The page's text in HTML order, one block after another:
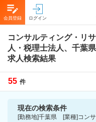
会員登録 ログイン
コンサルティング・リ
人・税理士法人、千葉
求人検索結果
55 件
現在の検索条件